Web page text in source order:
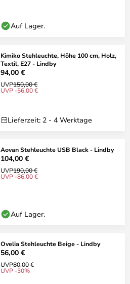
Auf Lager.
Kimiko Stehleuchte, Höhe 100 cm, Holz,
Textil, E27 - Lindby
94,00 €
UVP150,00 €
UVP -56,00 €
Lieferzeit: 2 - 4 Werktage
Aovan Stehleuchte USB Black - Lindby
104,00 €
UVP190,00 €
UVP -86,00 €
Auf Lager.
Ovelia Stehleuchte Beige - Lindby
56,00 €
UVP80,00 €
UVP -30%